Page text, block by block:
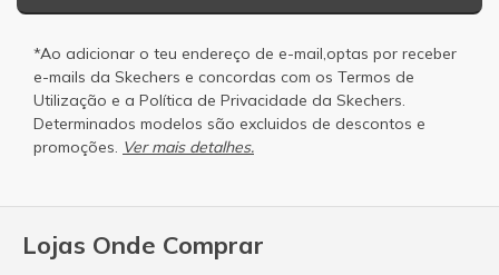
Lojas Onde Comprar
*Ao adicionar o teu endereço de e-mail,optas por receber
e-mails da Skechers e concordas com os Termos de
Utilização e a Política de Privacidade da Skechers.
Determinados modelos são excluidos de descontos e
promoções. Ver mais detalhes.